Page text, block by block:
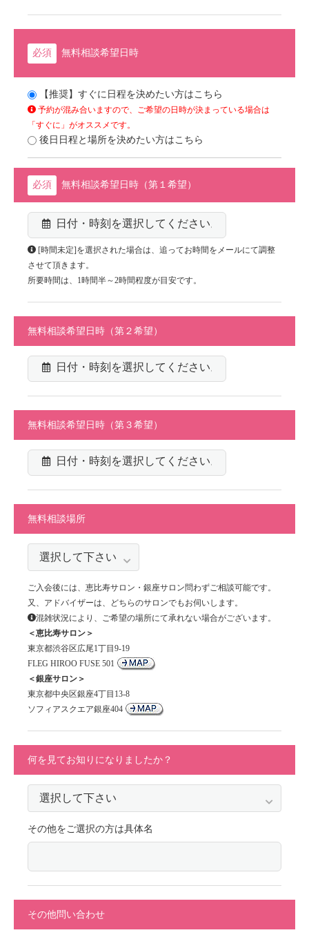
無料相談希望日時
【推奨】すぐに日程を決めたい方はこちら
予約が混み合いますので、ご希望の日時が決まっている場合は
「すぐに」がオススメです。
後日日程と場所を決めたい方はこちら
無料相談希望日時（第１希望）
[時間未定]を選択された場合は、追ってお時間をメールにて調整
させて頂きます。
所要時間は、1時間半～2時間程度が目安です。
無料相談希望日時（第２希望）
無料相談希望日時（第３希望）
無料相談場所
ご入会後には、恵比寿サロン・銀座サロン問わずご相談可能です。
又、アドバイザーは、どちらのサロンでもお伺いします。
混雑状況により、ご希望の場所にて承れない場合がございます。
＜恵比寿サロン＞
東京都渋谷区広尾1丁目9-19
FLEG HIROO FUSE 501
＜銀座サロン＞
東京都中央区銀座4丁目13-8
ソフィアスクエア銀座404
何を見てお知りになりましたか？
その他をご選択の方は具体名
その他問い合わせ